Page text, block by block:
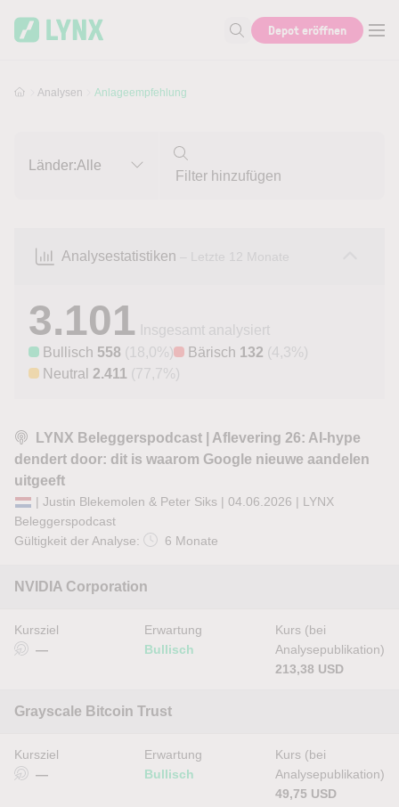
Suche nach Aktie, Autor...
Depot eröffnen
Analysen Anlageempfehlung
Länder:Alle
Analysestatistiken – Letzte 12 Monate
3.101
Insgesamt analysiert
Bullisch 558 (18,0%) Bärisch 132 (4,3%)
Neutral 2.411 (77,7%)
LYNX Beleggerspodcast | Aflevering 26: AI-hype
dendert door: dit is waarom Google nieuwe aandelen
uitgeeft
| Justin Blekemolen & Peter Siks | 04.06.2026 | LYNX
Beleggerspodcast
Gültigkeit der Analyse:
6 Monate
NVIDIA Corporation
Kursziel
—
Erwartung
Bullisch
Kurs (bei
Analysepublikation)
213,38 USD
Grayscale Bitcoin Trust
Kursziel
—
Erwartung
Bullisch
Kurs (bei
Analysepublikation)
49,75 USD